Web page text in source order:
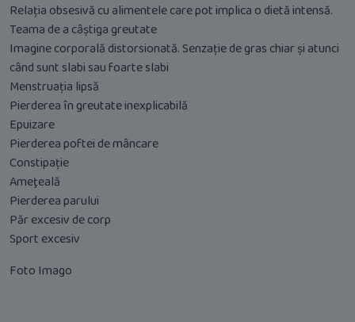
Relația obsesivă cu alimentele care pot implica o dietă intensă.
Teama de a câștiga greutate
Imagine corporală distorsionată. Senzație de gras chiar și atunci
când sunt slabi sau foarte slabi
Menstruația lipsă
Pierderea în greutate inexplicabilă
Epuizare
Pierderea poftei de mâncare
Constipație
Ameţeală
Pierderea parului
Păr excesiv de corp
Sport excesiv
Foto Imago